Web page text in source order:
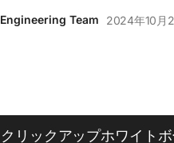
Engineering Team 2024年10月
クリックアップホワイト